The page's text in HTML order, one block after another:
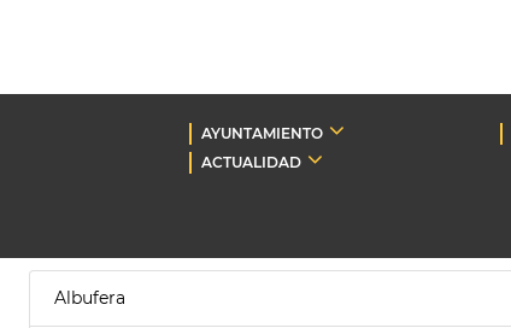
AYUNTAMIENTO
ACTUALIDAD
Albufera